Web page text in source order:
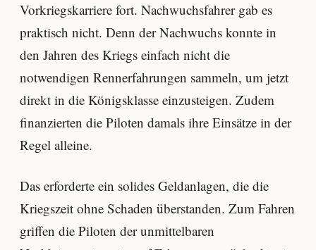
Vorkriegskarriere fort. Nachwuchsfahrer gab es
praktisch nicht. Denn der Nachwuchs konnte in
den Jahren des Kriegs einfach nicht die
notwendigen Rennerfahrungen sammeln, um jetzt
direkt in die Königsklasse einzusteigen. Zudem
finanzierten die Piloten damals ihre Einsätze in der
Regel alleine.
Das erforderte ein solides Geldanlagen, die die
Kriegszeit ohne Schaden überstanden. Zum Fahren
griffen die Piloten der unmittelbaren